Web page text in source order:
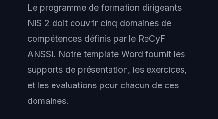
Le programme de formation dirigeants
NIS 2 doit couvrir cinq domaines de
compétences définis par le ReCyF
ANSSI. Notre template Word fournit les
supports de présentation, les exercices,
et les évaluations pour chacun de ces
domaines.